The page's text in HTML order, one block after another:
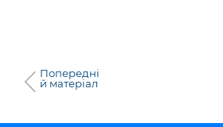
Попередні
й матеріал